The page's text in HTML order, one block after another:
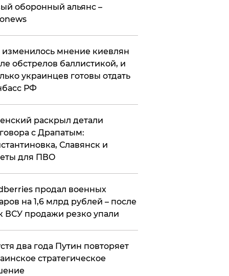
оборонный альянс –
изменилось мнение киевлян
обстрелов баллистикой, и
украинцев готовы отдать
РФ
раскрыл детали
с Драпатым:
Славянск и
для ПВО
продал военных
на 1,6 млрд рублей – после
ВСУ продажи резко упали
два года Путин повторяет
стратегическое